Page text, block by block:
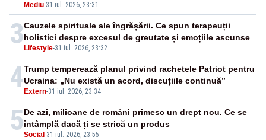
Mediu-31 iul. 2026, 23:31
3 Lifestyle-31 iul. 2026, 23:32
Cauzele spirituale ale îngrășării. Ce spun terapeuții
holistici despre excesul de greutate și emoțiile ascunse
4 Extern-31 iul. 2026, 23:34
Trump temperează planul privind rachetele Patriot pentru
Ucraina: „Nu există un acord, discuțiile continuă”
5Social -31 iul. 2026, 23:55
De azi, milioane de români primesc un drept nou. Ce se
întâmplă dacă ți se strică un produs